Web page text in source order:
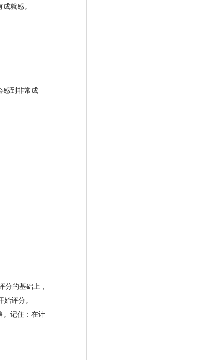
就感。
感到非常成
的基础上，
评分。
。记住：在计